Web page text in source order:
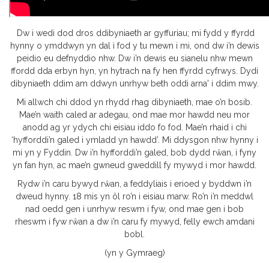
Dw i wedi dod dros ddibyniaeth ar gyffuriau; mi fydd y ffyrdd
hynny o ymddwyn yn dal i fod y tu mewn i mi, ond dw i’n dewis
peidio eu defnyddio nhw. Dw i’n dewis eu sianelu nhw mewn
ffordd dda erbyn hyn, yn hytrach na fy hen ffyrdd cyfrwys. Dydi
dibyniaeth ddim am ddwyn unrhyw beth oddi arna' i ddim mwy.
Mi allwch chi ddod yn rhydd rhag dibyniaeth, mae o’n bosib.
Mae’n waith caled ar adegau, ond mae mor hawdd neu mor
anodd ag yr ydych chi eisiau iddo fo fod. Mae’n rhaid i chi
‘hyfforddi’n galed i ymladd yn hawdd’. Mi ddysgon nhw hynny i
mi yn y Fyddin. Dw i’n hyfforddi’n galed, bob dydd rŵan, i fyny
yn fan hyn, ac mae’n gwneud gweddill fy mywyd i mor hawdd.
Rydw i’n caru bywyd rŵan, a feddyliais i erioed y byddwn i’n
dweud hynny. 18 mis yn ôl ro’n i eisiau marw. Ro’n i’n meddwl
nad oedd gen i unrhyw reswm i fyw, ond mae gen i bob
rheswm i fyw rŵan a dw i’n caru fy mywyd, felly ewch amdani
bobl.
(yn y Gymraeg)